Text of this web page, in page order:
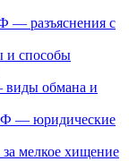
— разъяснения с
и способы
виды обмана и
— юридические
за мелкое хищение